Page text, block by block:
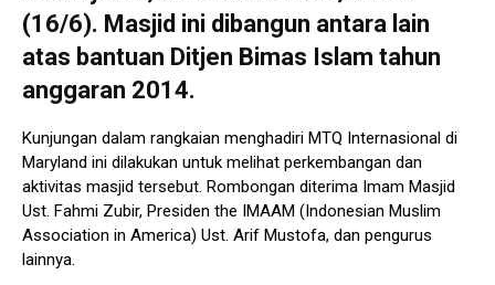
(16/6). Masjid ini dibangun antara lain
atas bantuan Ditjen Bimas Islam tahun
anggaran 2014.
Kunjungan dalam rangkaian menghadiri MTQ Internasional di
Maryland ini dilakukan untuk melihat perkembangan dan
aktivitas masjid tersebut. Rombongan diterima Imam Masjid
Ust. Fahmi Zubir, Presiden the IMAAM (Indonesian Muslim
Association in America) Ust. Arif Mustofa, dan pengurus
lainnya.